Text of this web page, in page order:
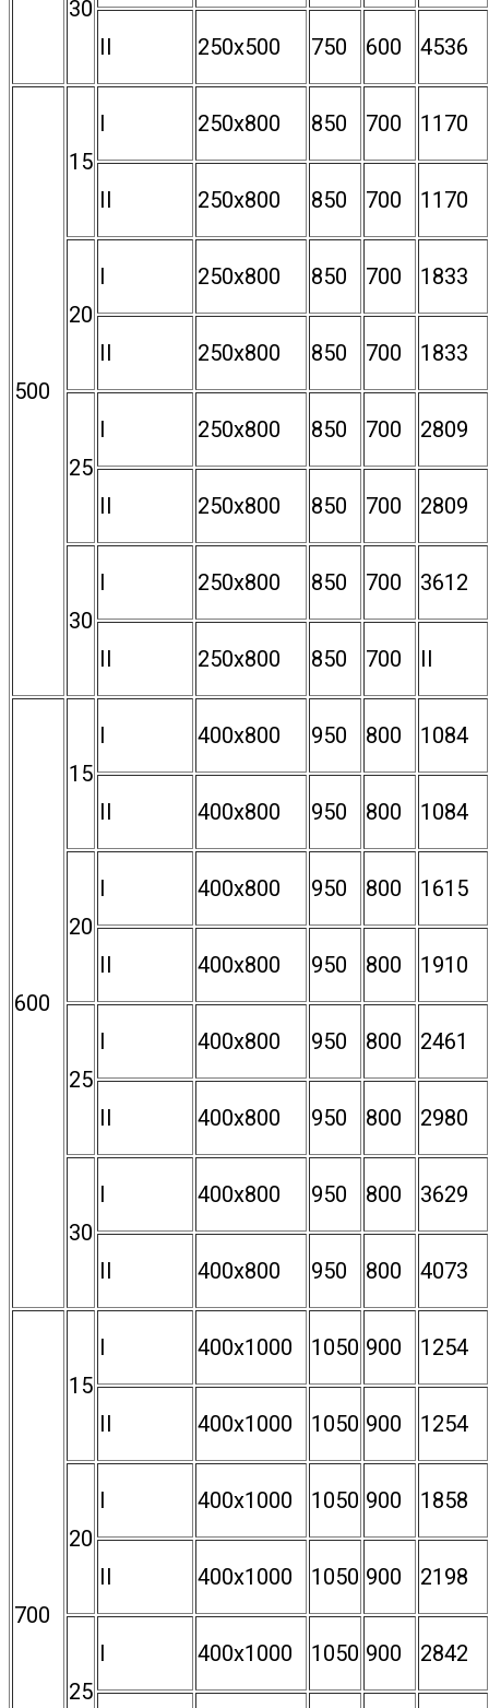
30
II
250х500 750 600 4536
500
15
I 250х800 850 700 1170
II 250х800 850 700 1170
20
I 250х800 850 700 1833
II 250х800 850 700 1833
25
I 250х800 850 700 2809
II 250х800 850 700 2809
30
I 250х800 850 700 3612
II 250х800 850 700 II
600
15
I 400х800 950 800 1084
II 400х800 950 800 1084
20
I 400х800 950 800 1615
II 400х800 950 800 1910
25
I 400х800 950 800 2461
II 400х800 950 800 2980
30
I 400х800 950 800 3629
II 400х800 950 800 4073
700
15
I 400х1000 1050 900 1254
II 400х1000 1050 900 1254
20
I 400х1000 1050 900 1858
II 400х1000 1050 900 2198
25
I 400х1000 1050 900 2842